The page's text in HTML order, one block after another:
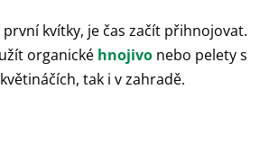
první kvítky, je čas začít přihnojovat.
organické hnojivo nebo pelety s
tak i v zahradě.